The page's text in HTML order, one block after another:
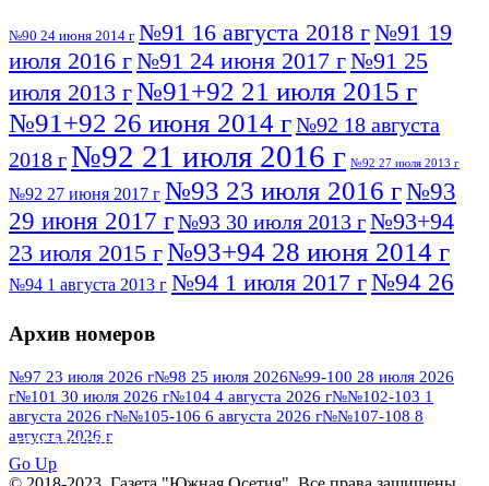
№90 24 июня 2014 г №91 16 августа 2018 г№91 19
июля 2016 г№91 24 июня 2017 г№91 25
июля 2013 г№91+92 21 июля 2015 г
№91+92 26 июня 2014 г№92 18 августа
2018 г№92 21 июля 2016 г №92 27 июля 2013 г
№92 27 июня 2017 г №93 23 июля 2016 г№93
29 июня 2017 г№93 30 июля 2013 г№93+94
23 июля 2015 г№93+94 28 июня 2014 г
№94 1 августа 2013 г №94 1 июля 2017 г№94 26
№95 7 августа 2012 г
№95 28 июля 2016 г №95+96 3 августа
2013 г№96 6 июля 2017 г№96 9 августа
2012 г №96 28 июля 2015 г
№96+97 30 июля 2016 г
Архив номеров
№97 23 июля 2026 г№98 25 июля 2026№99-100 28 июля 2026
г№101 30 июля 2026 г№104 4 августа 2026 г№№102-103 1
августа 2026 г№№105-106 6 августа 2026 г№№107-108 8
августа 2026 г
ПОСМОТРЕТЬ ВСЕ
Go Up